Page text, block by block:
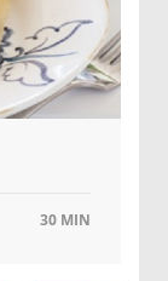
30 MIN